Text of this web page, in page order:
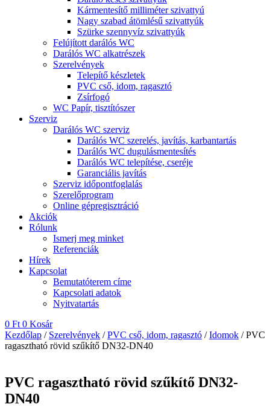
Kármentesítő milliméter szivattyú
Nagy szabad átömlésű szivattyúk
Szürke szennyvíz szivattyúk
Felújított darálós WC
Darálós WC alkatrészek
Szerelvények
Telepítő készletek
PVC cső, idom, ragasztó
Zsírfogó
WC Papír, tisztítószer
Szerviz
Darálós WC szerviz
Darálós WC szerelés, javítás, karbantartás
Darálós WC dugulásmentesítés
Darálós WC telepítése, cseréje
Garanciális javítás
Szerviz időpontfoglalás
Szerelőprogram
Online gépregisztráció
Akciók
Rólunk
Ismerj meg minket
Referenciák
Hírek
Kapcsolat
Bemutatóterem címe
Kapcsolati adatok
Nyitvatartás
0 Ft 0 Kosár
Kezdőlap / Szerelvények /PVC cső, idom, ragasztó /Idomok / PVC
ragasztható rövid szűkítő DN32-DN40
PVC ragasztható rövid szűkítő DN32-
DN40